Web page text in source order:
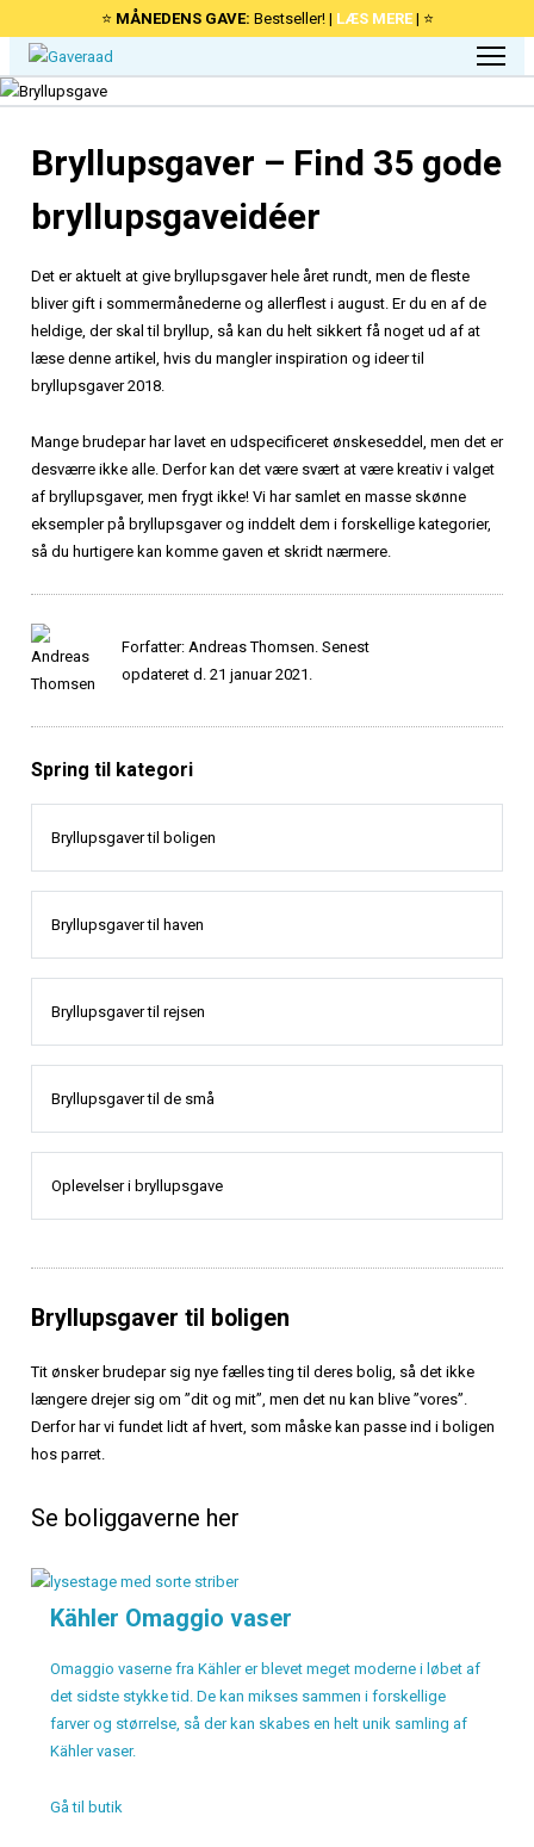
⭐ MÅNEDENS GAVE: Bestseller! | LÆS MERE| ⭐
Bryllupsgaver – Find 35 gode
bryllupsgaveidéer
Det er aktuelt at give bryllupsgaver hele året rundt, men de fleste
bliver gift i sommermånederne og allerflest i august. Er du en af de
heldige, der skal til bryllup, så kan du helt sikkert få noget ud af at
læse denne artikel, hvis du mangler inspiration og ideer til
bryllupsgaver 2018.
Mange brudepar har lavet en udspecificeret ønskeseddel, men det er
desværre ikke alle. Derfor kan det være svært at være kreativ i valget
af bryllupsgaver, men frygt ikke! Vi har samlet en masse skønne
eksempler på bryllupsgaver og inddelt dem i forskellige kategorier,
så du hurtigere kan komme gaven et skridt nærmere.
Forfatter: Andreas Thomsen. Senest
opdateret d. 21 januar 2021.
Spring til kategori
Bryllupsgaver til boligen
Bryllupsgaver til haven
Bryllupsgaver til rejsen
Bryllupsgaver til de små
Oplevelser i bryllupsgave
Bryllupsgaver til boligen
Tit ønsker brudepar sig nye fælles ting til deres bolig, så det ikke
længere drejer sig om ”dit og mit”, men det nu kan blive ”vores”.
Derfor har vi fundet lidt af hvert, som måske kan passe ind i boligen
hos parret.
Se boliggaverne her
Kähler Omaggio vaser
Omaggio vaserne fra Kähler er blevet meget moderne i løbet af
det sidste stykke tid. De kan mikses sammen i forskellige
farver og størrelse, så der kan skabes en helt unik samling af
Kähler vaser.
Gå til butik